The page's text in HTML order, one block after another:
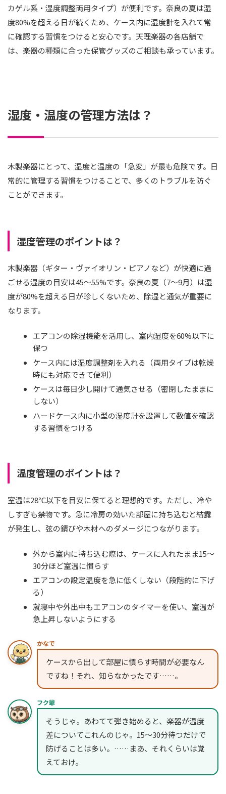
カゲル系・湿度調整両用タイプ）が便利です。奈良の夏は湿
度80%を超える日が続くため、ケース内に湿度計を入れて常
に確認する習慣をつけると安心です。天理楽器の各店舗で
は、楽器の種類に合った保管グッズのご相談も承っています。
湿度・温度の管理方法は？
木製楽器にとって、湿度と温度の「急変」が最も危険です。日
常的に管理する習慣をつけることで、多くのトラブルを防ぐ
ことができます。
湿度管理のポイントは？
木製楽器（ギター・ヴァイオリン・ピアノなど）が快適に過
ごせる湿度の目安は45〜55%です。奈良の夏（7〜9月）は湿
度が80%を超える日が珍しくないため、除湿と通気が重要に
なります。
エアコンの除湿機能を活用し、室内湿度を60%以下に
保つ
ケース内には湿度調整剤を入れる（両用タイプは乾燥
時にも対応できて便利）
ケースは毎日少し開けて通気させる（密閉したままに
しない）
ハードケース内に小型の湿度計を設置して数値を確認
する習慣をつける
温度管理のポイントは？
室温は28℃以下を目安に保てると理想的です。ただし、冷や
しすぎも禁物です。急に冷房の効いた部屋に持ち込むと結露
が発生し、弦の錆びや木材へのダメージにつながります。
外から室内に持ち込む際は、ケースに入れたまま15〜
30分ほど室温に慣らす
エアコンの設定温度を急に低くしない（段階的に下げ
る）
就寝中や外出中もエアコンのタイマーを使い、室温が
急上昇しないようにする
かなで
ケースから出して部屋に慣らす時間が必要なん
ですね！それ、知らなかったです……。
フク爺
そうじゃ。あわてて弾き始めると、楽器が温度
差についてこれんのじゃ。15〜30分待つだけで
防げることは多い。……まあ、それくらいは覚
えておけ。